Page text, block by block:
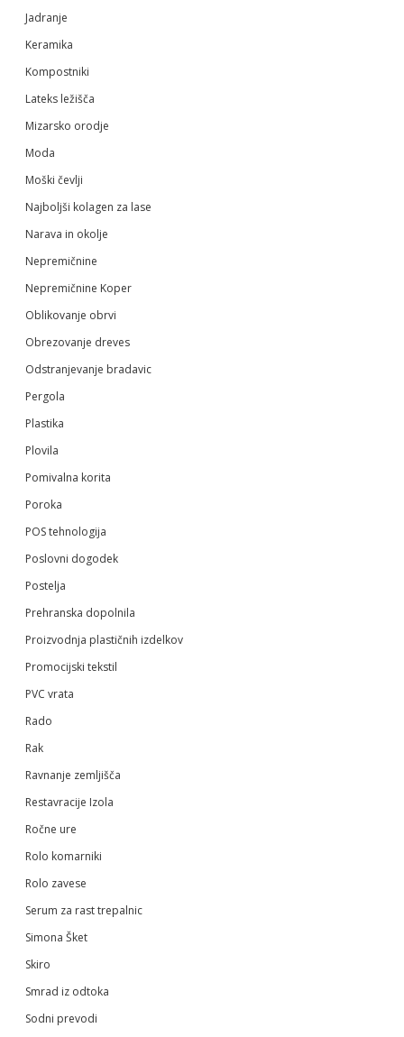
Jadranje
Keramika
Kompostniki
Lateks ležišča
Mizarsko orodje
Moda
Moški čevlji
Najboljši kolagen za lase
Narava in okolje
Nepremičnine
Nepremičnine Koper
Oblikovanje obrvi
Obrezovanje dreves
Odstranjevanje bradavic
Pergola
Plastika
Plovila
Pomivalna korita
Poroka
POS tehnologija
Poslovni dogodek
Postelja
Prehranska dopolnila
Proizvodnja plastičnih izdelkov
Promocijski tekstil
PVC vrata
Rado
Rak
Ravnanje zemljišča
Restavracije Izola
Ročne ure
Rolo komarniki
Rolo zavese
Serum za rast trepalnic
Simona Šket
Skiro
Smrad iz odtoka
Sodni prevodi